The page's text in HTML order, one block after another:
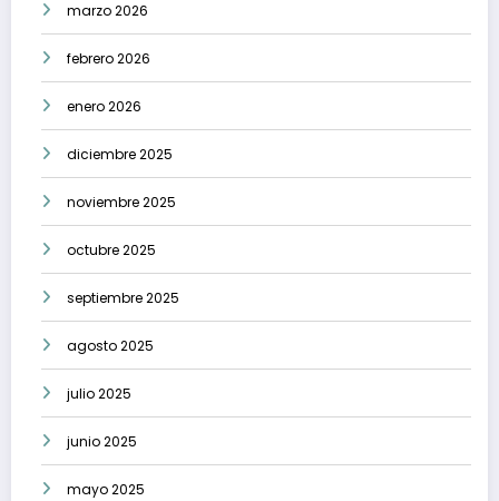
marzo 2026
febrero 2026
enero 2026
diciembre 2025
noviembre 2025
octubre 2025
septiembre 2025
agosto 2025
julio 2025
junio 2025
mayo 2025